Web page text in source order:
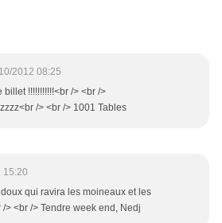
2012 08:25
!!!!!!!!!!!<br /> <br />
/> <br /> 1001 Tables
15:20
qui ravira les moineaux et les
> <br /> Tendre week end, Nedj